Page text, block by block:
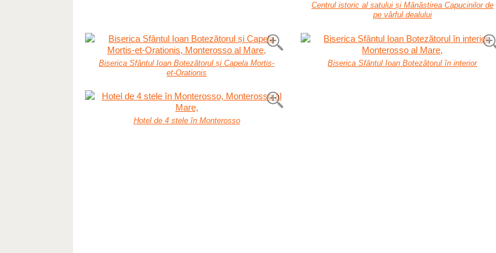
Centrul istoric al satului și Mănăstirea Capucinilor de
pe vârful dealului
Biserica Sfântul Ioan Botezătorul și Capela Mortis-
et-Orationis
Biserica Sfântul Ioan Botezătorul în interior
Hotel de 4 stele în Monterosso